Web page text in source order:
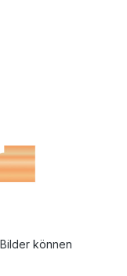
können